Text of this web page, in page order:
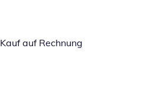
Kauf auf Rechnung